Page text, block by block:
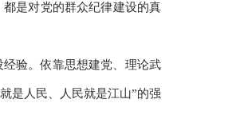
是对党的群众纪律建设的真
验。依靠思想建党、理论武
是人民、人民就是江山”的强